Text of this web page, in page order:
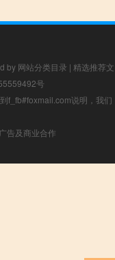
by 网站分类目录 | 精选推荐文
号
f_fb#foxmail.com说明，我们
告及商业合作